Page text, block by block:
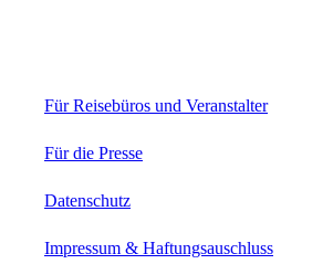
Für Reisebüros und Veranstalter
Für die Presse
Datenschutz
Impressum & Haftungsauschluss